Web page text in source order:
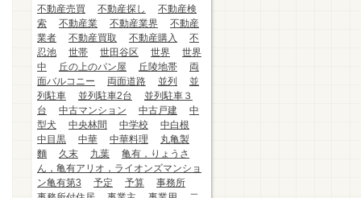
不動産売買
不動産探し
不動産検
索
不動産業 不動産業界
不動産
業者
不動産買取 不動産購入
不
忍池
世帯 世田谷区 世界
世界
中
丘の上のパン屋 丘陵地帯
両
面バルコニー
両面道路 並列
並
列駐車
並列駐車2台
並列駐車３
台
中古マンション 中古戸建
中
型犬
中央林間 中学校
中白根
中目黒
中華 中華料理
丸亀製
麵
久末 九葉
亀有，りょうさ
ん，亀有アリオ，ライオンズマンショ
ン亀有第3
予定 予算
事務所